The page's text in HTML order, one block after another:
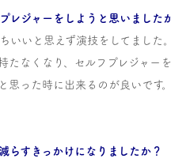
ジャーをしようと思いました
いいと思えず演技をしてました
たなくなり、セルフプレジャー
思った時に出来るのが良いです
すきっかけになりましたか？